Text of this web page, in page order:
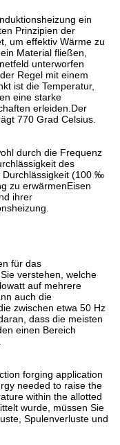
ein
Prinzipien der
um effektiv Wärme zu
Material fließen,
unterworfen
Regel mit einem
ist die Temperatur,
eine starke
erleiden.Der
770 Grad Celsius.
durch die Frequenz
des
Durchlässigkeit (100 ‰
zu erwärmenEisen
ihrer
für das
verstehen, welche
auf mehrere
auch die
zwischen etwa 50 Hz
dass die meisten
einen Bereich
forging application
needed to raise the
within the allotted
wurde, müssen Sie
Spulenverluste und